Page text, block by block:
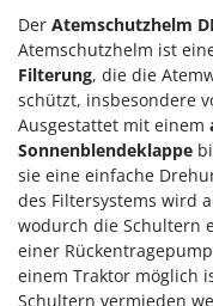
Kartoffelroder
Kehrmaschinen
Kettensägen
Kippbare
Klimaanlagen –
Knetmaschinen
Knochensägen
Di Martino
Diavola Pro
Diesse
Docma
Dominion
Dreame
E
Echo
EcoFlow
Der Atemschutzhelm
Atemschutzhelm ist
Filterung, die die
schützt, insbesondere
Ausgestattet mit einem
Sonnenblendeklappe
sie eine einfache
des Filtersystems wird
wodurch die Schultern
einer
einem Traktor möglich
Schultern vermieden